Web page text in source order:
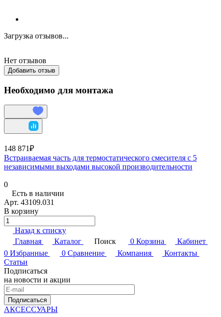
Загрузка отзывов...
Нет отзывов
Добавить отзыв
Необходимо для монтажа
148 871₽
Встраиваемая часть для термостатического смесителя с 5
независимыми выходами высокой производительности
0
Есть в наличии
Арт. 43109.031
В корзину
Назад к списку
Главная
Каталог Поиск 0 Корзина
Кабинет
0 Избранные 0 Сравнение Компания
Контакты
Статьи
Подписаться
на новости и акции
Подписаться
АКСЕССУАРЫ